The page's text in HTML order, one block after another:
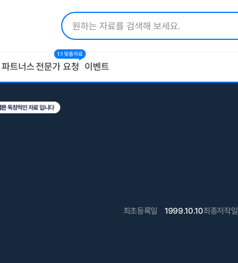
파트너스전문가 요청
1:1 맞춤자료
이벤트
최초등록일 1999.10.10최종저작일